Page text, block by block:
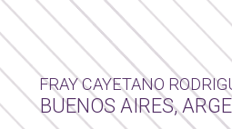
FRAY CAYETANO
BUENOS AIRES,